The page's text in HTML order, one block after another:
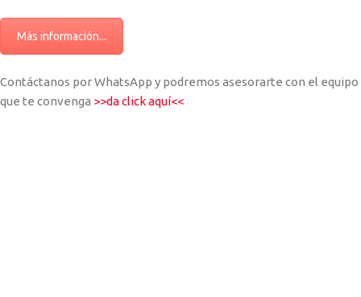
Más información...
Contáctanos por WhatsApp y podremos asesorarte con el equipo
que te convenga >>da click aquí<<